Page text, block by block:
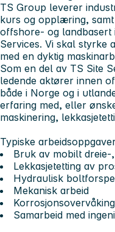
TS Group leverer
kurs og opplæring,
offshore- og landbasert
Services. Vi skal styrke
med en dyktig
Som en del av TS Site
ledende aktører innen
både i Norge og i
erfaring med, eller
maskinering,
Typiske
Bruk av mobilt
Lekkasjetetting av
Hydraulisk
Mekanisk arbeid
Korrosjonsovervåking
Samarbeid med